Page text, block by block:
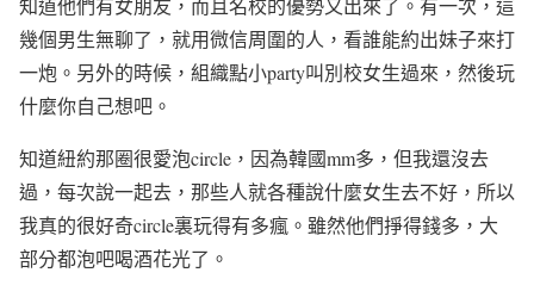
知道他們有女朋友，而且名校的優勢又出來了。有一次，這
幾個男生無聊了，就用微信周圍的人，看誰能約出妹子來打
一炮。另外的時候，組織點小party叫別校女生過來，然後玩
什麼你自己想吧。
知道紐約那圈很愛泡circle ，因為韓國mm多，但我還沒去
過，每次說一起去，那些人就各種說什麼女生去不好，所以
我真的很好奇circle裏玩得有多瘋。雖然他們掙得錢多，大
部分都泡吧喝酒花光了。